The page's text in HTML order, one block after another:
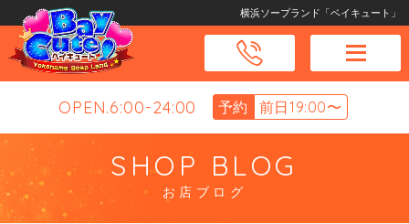
横浜ソープランド「ベイキュート」
OPEN.6:00-24:00 予約 前日19:00〜
SHOP BLOG
お店ブログ